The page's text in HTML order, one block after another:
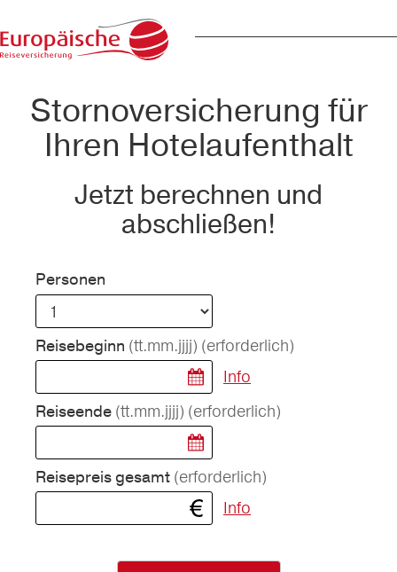
Stornoversicherung für
Ihren Hotelaufenthalt
Jetzt berechnen und
abschließen!
Personen
Reisebeginn (tt.mm.jjjj) (erforderlich)
Info
Reiseende (tt.mm.jjjj) (erforderlich)
Reisepreis gesamt (erforderlich)
Info